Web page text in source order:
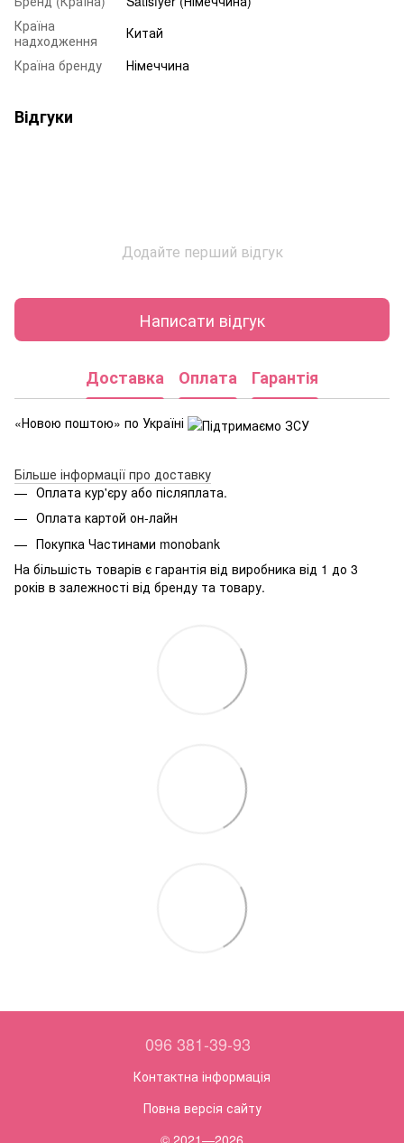
Країна
надходження
Китай
Країна бренду
Німеччина
Відгуки
Додайте перший відгук
Написати відгук
Доставка Оплата Гарантія
«Новою поштою» по Україні
Більше інформації про доставку
Оплата кур'єру або післяплата.
Оплата картой он-лайн
Покупка Частинами monobank
На більшість товарів є гарантія від виробника від 1 до 3
років в залежності від бренду та товару.
096 381-39-93
Контактна інформація
Повна версія сайту
© 2021—2026